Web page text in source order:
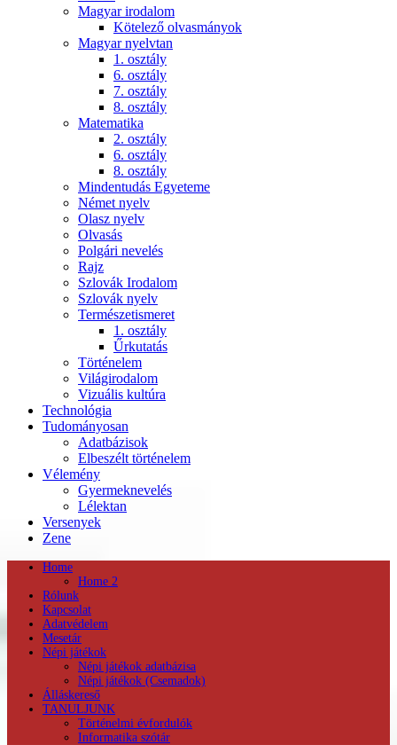
Magyar irodalom
Kötelező olvasmányok
Magyar nyelvtan
1. osztály
6. osztály
7. osztály
8. osztály
Matematika
2. osztály
6. osztály
8. osztály
Mindentudás Egyeteme
Német nyelv
Olasz nyelv
Olvasás
Polgári nevelés
Rajz
Szlovák Irodalom
Szlovák nyelv
Természetismeret
1. osztály
Űrkutatás
Történelem
Világirodalom
Vizuális kultúra
Technológia
Tudományosan
Adatbázisok
Elbeszélt történelem
Vélemény
Gyermeknevelés
Lélektan
Versenyek
Zene
Home
Home 2
Rólunk
Kapcsolat
Adatvédelem
Mesetár
Népi játékok
Népi játékok adatbázisa
Népi játékok (Csemadok)
Álláskereső
TANULJUNK
Történelmi évfordulók
Informatika szótár